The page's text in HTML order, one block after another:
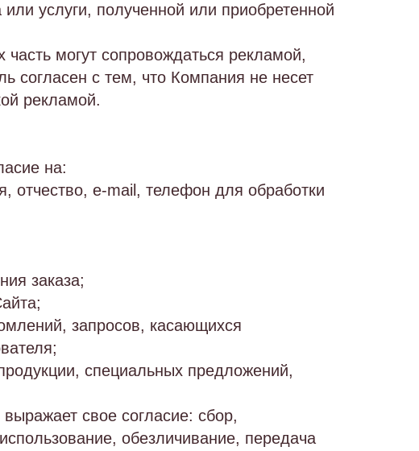
услуги, полученной или приобретенной
могут сопровождаться рекламой,
согласен с тем, что Компания не несет
рекламой.
на:
e-mail, телефон для обработки
заказа;
запросов, касающихся
специальных предложений,
свое согласие: сбор,
обезличивание, передача